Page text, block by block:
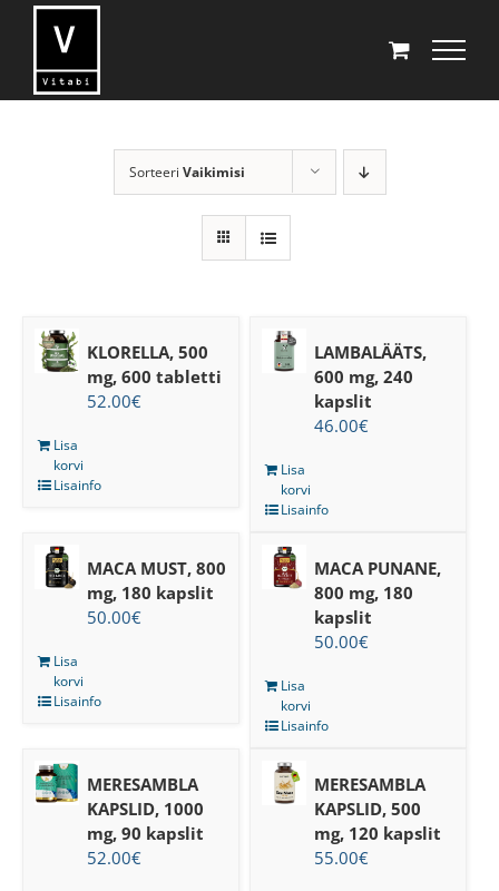
Sorteeri Vaikimisi
KLORELLA, 500
mg, 600 tabletti
52.00€
Lisa
korvi
Lisainfo
LAMBALÄÄTS,
600 mg, 240
kapslit
46.00€
Lisa
korvi
Lisainfo
MACA MUST, 800
mg, 180 kapslit
50.00€
Lisa
korvi
Lisainfo
MACA PUNANE,
800 mg, 180
kapslit
50.00€
Lisa
korvi
Lisainfo
MERESAMBLA
KAPSLID, 1000
mg, 90 kapslit
52.00€
MERESAMBLA
KAPSLID, 500
mg, 120 kapslit
55.00€